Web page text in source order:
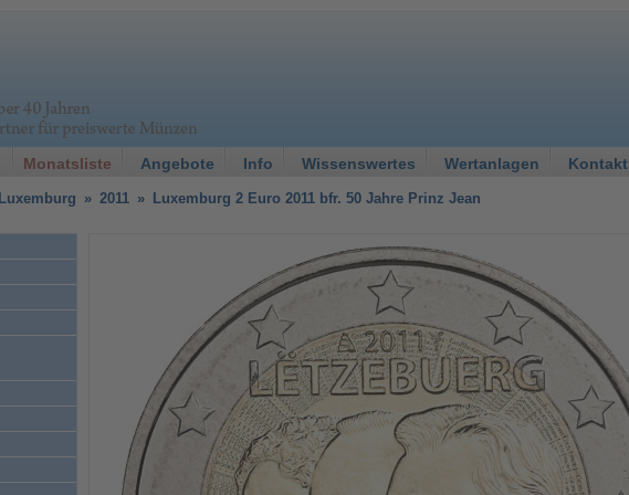
Monatsliste Angebote Info Wissenswertes Wertanlagen Kontakt
Luxemburg » 2011 » Luxemburg 2 Euro 2011 bfr. 50 Jahre Prinz Jean